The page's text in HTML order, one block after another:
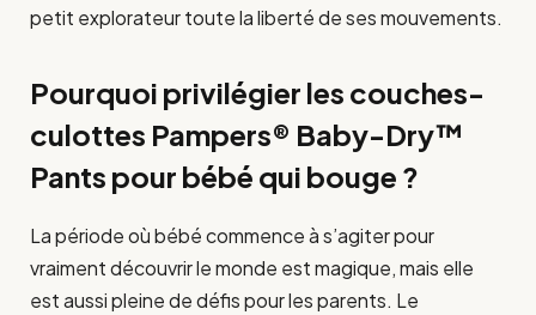
petit explorateur toute la liberté de ses mouvements.
Pourquoi privilégier les couches-
culottes Pampers® Baby-Dry™
Pants pour bébé qui bouge ?
La période où bébé commence à s’agiter pour
vraiment découvrir le monde est magique, mais elle
est aussi pleine de défis pour les parents. Le